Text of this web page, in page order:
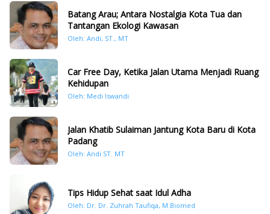
Batang Arau; Antara Nostalgia Kota Tua dan
Tantangan Ekologi Kawasan
Oleh: Andi, ST., MT
Car Free Day, Ketika Jalan Utama Menjadi Ruang
Kehidupan
Oleh: Medi Iswandi
Jalan Khatib Sulaiman Jantung Kota Baru di Kota
Padang
Oleh: Andi ST. MT
Tips Hidup Sehat saat Idul Adha
Oleh: Dr. Dr. Zuhrah Taufiqa, M.Biomed